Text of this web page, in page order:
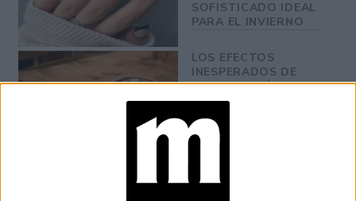
SOFISTICADO IDEAL
PARA EL INVIERNO
LOS EFECTOS
INESPERADOS DE
TOMAR CAFÉ EN
AYUNAS: MÁS QUE
UN ESTÍMULO
MATUTINO
CORTAR O LIMAR,